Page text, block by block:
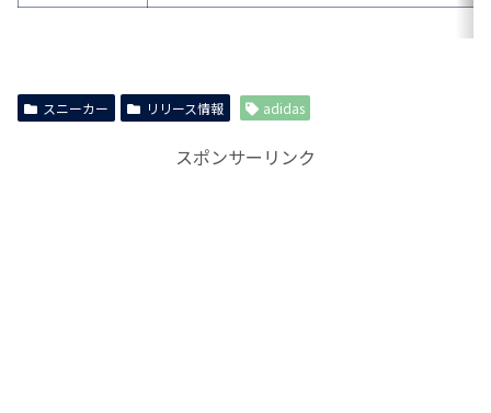
スニーカー リリース情報 adidas
スポンサーリンク